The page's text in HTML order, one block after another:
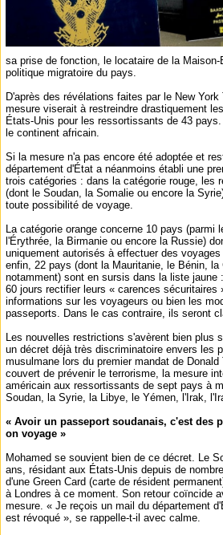
sa prise de fonction, le locataire de la
politique migratoire du pays.
D'après des révélations faites par le New
mesure viserait à restreindre drastiquement
États-Unis pour les ressortissants de 43
le continent africain.
Si la mesure n'a pas encore été adoptée et
département d'État a néanmoins établi une
trois catégories : dans la catégorie rouge, les
(dont le Soudan, la Somalie ou encore la
toute possibilité de voyage.
La catégorie orange concerne 10 pays (parmi
l'Érythrée, la Birmanie ou encore la Russie)
uniquement autorisés à effectuer des
enfin, 22 pays (dont la Mauritanie, le Bénin,
notamment) sont en sursis dans la liste jaune
60 jours rectifier leurs « carences sécuritaires
informations sur les voyageurs ou bien les
passeports. Dans le cas contraire, ils seront
Les nouvelles restrictions s'avèrent bien plus
un décret déjà très discriminatoire envers les
musulmane lors du premier mandat de
couvert de prévenir le terrorisme, la mesure
américain aux ressortissants de sept pays à
Soudan, la Syrie, la Libye, le Yémen, l'Irak,
« Avoir un passeport soudanais, c'est des
on voyage »
Mohamed se souvient bien de ce décret. Le
ans, résidant aux États-Unis depuis de
d'une Green Card (carte de résident
à Londres à ce moment. Son retour coïncide
mesure. « Je reçois un mail du département
est révoqué », se rappelle-t-il avec calme.